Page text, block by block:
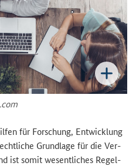
für For­schung, Ent­wick­lung
Grund­la­ge für die Ver­
ist somit we­sent­li­ches Re­gel­